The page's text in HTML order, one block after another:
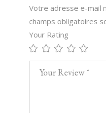
Votre adresse e-mail
champs obligatoires
Your Rating